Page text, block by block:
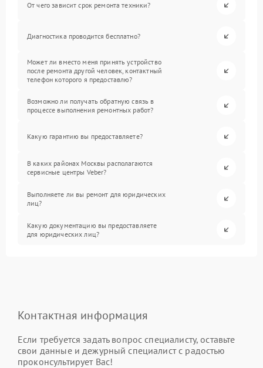
От чего зависит срок ремонта техники?
Диагностика проводится бесплатно?
Может ли вместо меня принять устройство
после ремонта другой человек, контактный
телефон которого я предоставлю?
Возможно ли получать обратную связь в
процессе выполнения ремонтных работ?
Какую гарантию вы предоставляете?
В каких районах Москвы располагаются
сервисные центры Veber?
Выполняете ли вы ремонт для юридических
лиц?
Какую документацию вы предоставляете
для юридических лиц?
Контактная информация
Если требуется задать вопрос специалисту, оставьте
свои данные и дежурный специалист с радостью
проконсультирует Вас!